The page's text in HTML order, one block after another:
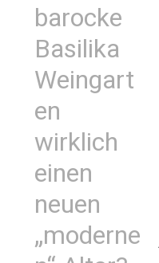
barocke
Basilika
Weingart
en
wirklich
einen
neuen
„moderne